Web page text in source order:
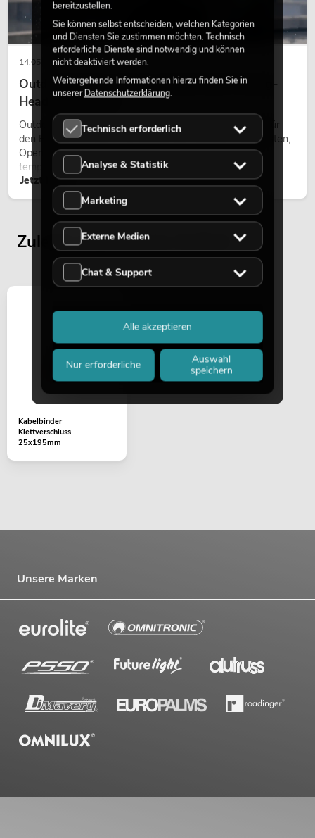
14.05.2026
Outdoor Moving-Heads: Wetterfeste Moving-
Heads bei Events
Outdoor Moving-Heads sind bewegliche Scheinwerfer für
den Einsatz im Freien. Sie werden bei Festivals, Stadtfesten,
Open-Air-Konzerten, Architekturinszenierungen und
temporären Außeninstallationen eingesetzt.
Jetzt lesen
Zuletzt angesehene Artikel
Kabelbinder
Klettverschluss
25x195mm
Unsere Marken
bereitzustellen.
Sie können selbst entscheiden, welchen Kategorien
und Diensten Sie zustimmen möchten. Technisch
erforderliche Dienste sind notwendig und können
nicht deaktiviert werden.
Weitergehende Informationen hierzu finden Sie in
unsererDatenschutzerklärung.
Technisch erforderlich
Analyse & Statistik
Marketing
Externe Medien
Chat & Support
Nur erforderliche
Auswahl
speichern
Alle akzeptieren